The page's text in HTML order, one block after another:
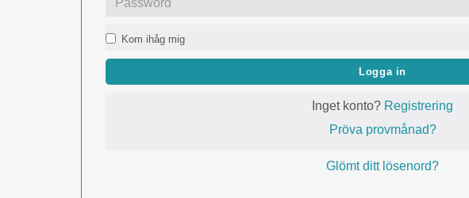
Kom ihåg mig
Logga in
Inget konto? Registrering
Pröva provmånad?
Glömt ditt lösenord?